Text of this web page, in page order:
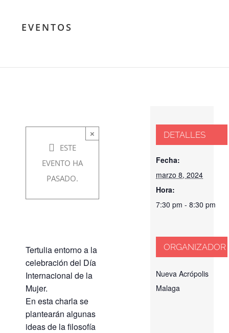
EVENTOS
×
ESTE
EVENTO HA
PASADO.
enfrentar
8, 2024
@ 7:30
pm-
8:30 pm
Tertulia entorno a la
celebración del Día
Internacional de la
Mujer.
En esta charla se
plantearán algunas
ideas de la filosofía
DETALLES
Fecha:
marzo 8, 2024
Hora:
7:30 pm - 8:30 pm
ORGANIZADOR
Nueva Acrópolis
Malaga